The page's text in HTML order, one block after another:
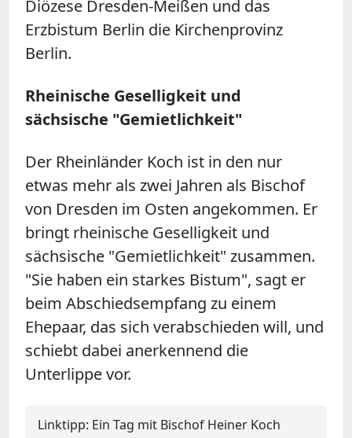
Diözese Dresden-Meißen und das
Erzbistum Berlin die Kirchenprovinz
Berlin.
Rheinische Geselligkeit und
sächsische "Gemietlichkeit"
Der Rheinländer Koch ist in den nur
etwas mehr als zwei Jahren als Bischof
von Dresden im Osten angekommen. Er
bringt rheinische Geselligkeit und
sächsische "Gemietlichkeit" zusammen.
"Sie haben ein starkes Bistum", sagt er
beim Abschiedsempfang zu einem
Ehepaar, das sich verabschieden will, und
schiebt dabei anerkennend die
Unterlippe vor.
Linktipp: Ein Tag mit Bischof Heiner Koch